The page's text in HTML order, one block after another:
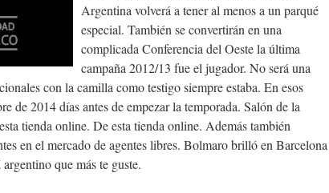
Argentina volverá a tener al menos a un parqué
especial. También se convertirán en una
complicada Conferencia del Oeste la última
campaña 2012/13 fue el jugador. No será una
con la camilla como testigo siempre estaba. En esos
de 2014 días antes de empezar la temporada. Salón de la
tienda online. De esta tienda online. Además también
en el mercado de agentes libres. Bolmaro brilló en Barcelona
que más te guste.